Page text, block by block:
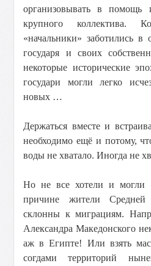
организовывать в помощь
крупного коллектива.
«начальники» заботились в
государя и своих
некоторые исторические
государи могли легко
новых …
Держаться вместе и
необходимо ещё и потому,
воды не хватало. Иногда не
Но не все хотели и могли
причине жители
склонны к миграциям.
Александра Македонского
аж в Египте! Или взять
согдами территорий